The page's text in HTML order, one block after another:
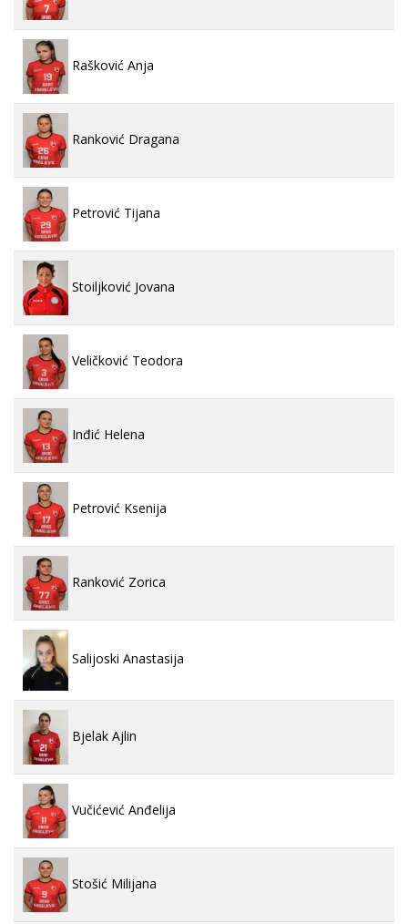
Rašković Anja
Ranković Dragana
Petrović Tijana
Stoiljković Jovana
Veličković Teodora
Inđić Helena
Petrović Ksenija
Ranković Zorica
Salijoski Anastasija
Bjelak Ajlin
Vučićević Anđelija
Stošić Milijana